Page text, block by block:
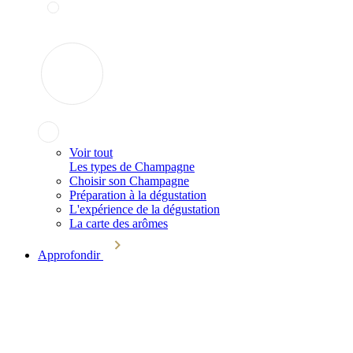
Voir tout
Les types de Champagne
Choisir son Champagne
Préparation à la dégustation
L'expérience de la dégustation
La carte des arômes
Approfondir